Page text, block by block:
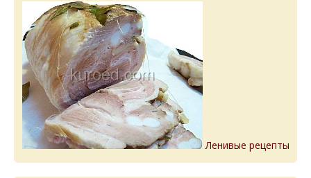
Ленивые рецепты